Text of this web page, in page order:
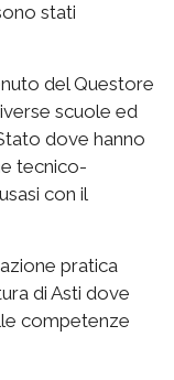
stati
del Questore
scuole ed
dove hanno
tecnico-
con il
pratica
di Asti dove
competenze